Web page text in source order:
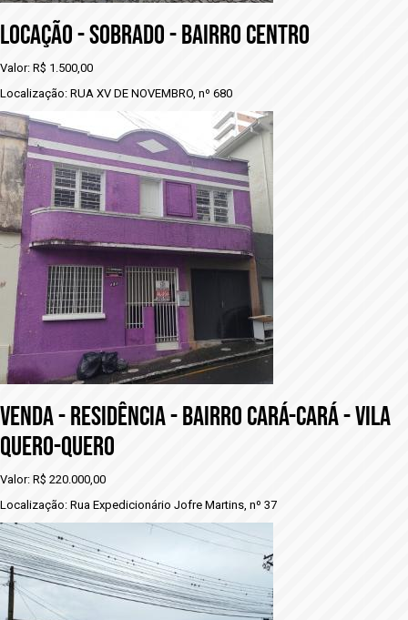
LOCAÇÃO - SOBRADO - BAIRRO CENTRO
Valor: R$ 1.500,00
Localização: RUA XV DE NOVEMBRO, nº 680
VENDA - RESIDÊNCIA - BAIRRO CARÁ-CARÁ - VILA
QUERO-QUERO
Valor: R$ 220.000,00
Localização: Rua Expedicionário Jofre Martins, nº 37